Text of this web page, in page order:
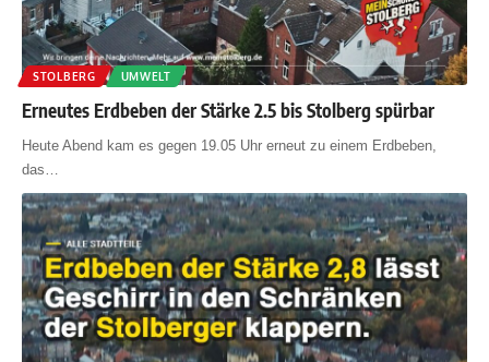
STOLBERG UMWELT
Erneutes Erdbeben der Stärke 2.5 bis Stolberg spürbar
Heute Abend kam es gegen 19.05 Uhr erneut zu einem Erdbeben,
das